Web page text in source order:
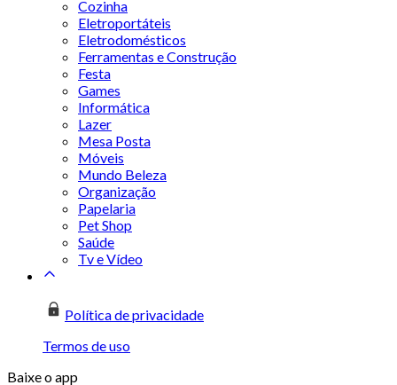
Cozinha
Eletroportáteis
Eletrodomésticos
Ferramentas e Construção
Festa
Games
Informática
Lazer
Mesa Posta
Móveis
Mundo Beleza
Organização
Papelaria
Pet Shop
Saúde
Tv e Vídeo
Política de privacidade
Termos de uso
Baixe o app